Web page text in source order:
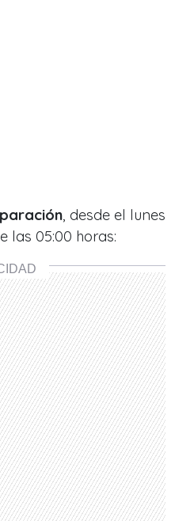
, desde el lunes
las 05:00 horas: